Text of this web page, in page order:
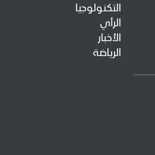
التكنولوجيا
الرأي
الأخبار
الرياضة